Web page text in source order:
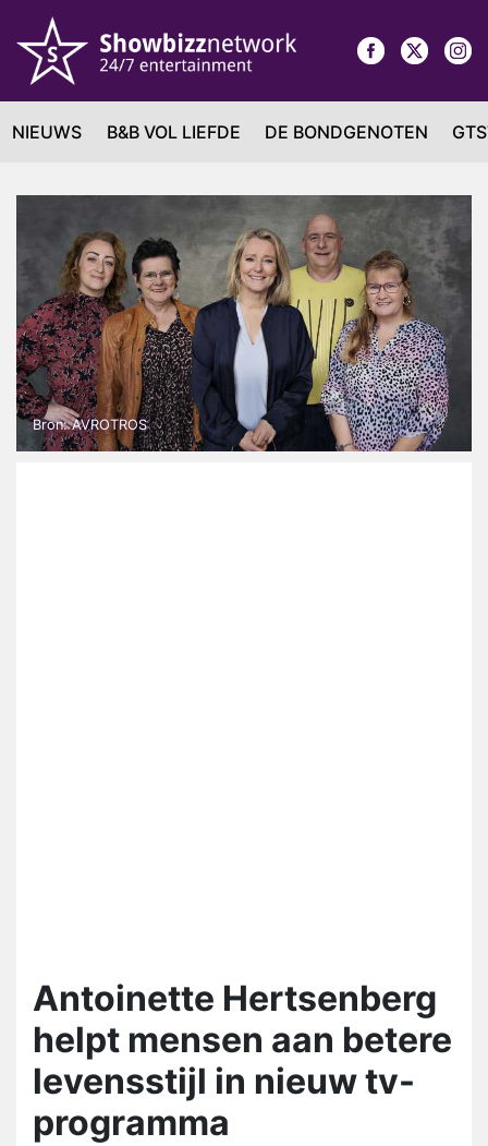
NIEUWS B&B VOL LIEFDE DE BONDGENOTEN
Bron: AVROTROS
Antoinette Hertsenberg
helpt mensen aan betere
levensstijl in nieuw tv-
programma